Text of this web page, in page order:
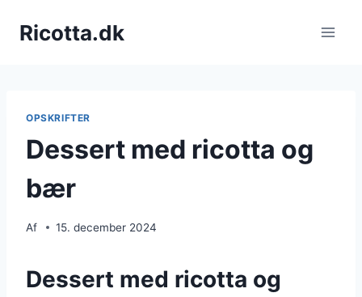
Ricotta.dk
OPSKRIFTER
Dessert med ricotta og
bær
Af 15. december 2024
Dessert med ricotta og